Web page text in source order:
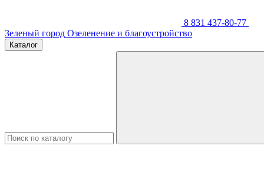
8 831 437-80-77
Зеленый город Озеленение и благоустройство
Каталог